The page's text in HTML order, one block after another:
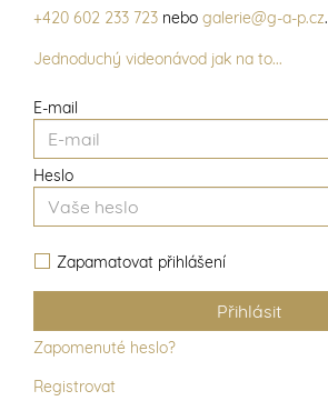
E-mail
Heslo
Zapamatovat přihlášení
Zapomenuté heslo?
Registrovat
+420 602 233 723 nebo galerie@g-a-p.cz.
Jednoduchý videonávod jak na to...